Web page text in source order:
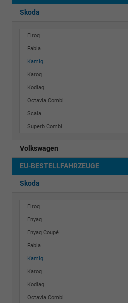
Skoda
Elroq
Fabia
Kamiq
Karoq
Kodiaq
Octavia Combi
Scala
Superb Combi
Volkswagen
EU-BESTELLFAHRZEUGE
Skoda
Elroq
Enyaq
Enyaq Coupé
Fabia
Kamiq
Karoq
Kodiaq
Octavia Combi